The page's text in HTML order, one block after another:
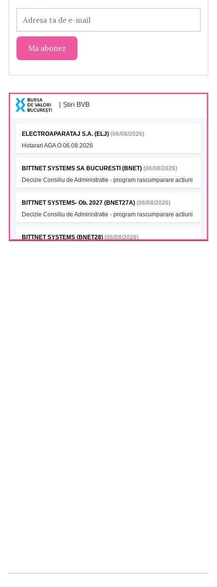
| Știri BVB
ELECTROAPARATAJ S.A. (ELJ) (06/08/2026)
Hotarari AGA O 06.08.2026
BITTNET SYSTEMS SA BUCURESTI (BNET) (06/08/2026)
Decizie Consiliu de Administratie - program rascumparare actiuni
BITTNET SYSTEMS- Ob. 2027 (BNET27A) (06/08/2026)
Decizie Consiliu de Administratie - program rascumparare actiuni
BITTNET SYSTEMS (BNET28) (06/08/2026)